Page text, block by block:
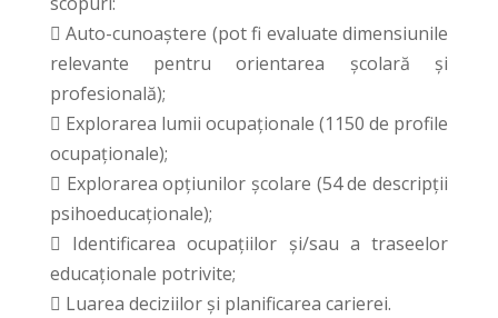
 Auto-cunoaștere (pot fi evaluate dimensiunile
relevante pentru orientarea școlară și
profesională);
 Explorarea lumii ocupaționale (1150 de profile
ocupaționale);
 Explorarea opțiunilor școlare (54 de descripții
psihoeducaționale);
 Identificarea ocupațiilor și/sau a traseelor
educaționale potrivite;
 Luarea deciziilor și planificarea carierei.